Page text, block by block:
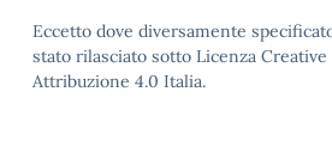
Eccetto dove diversamente
stato rilasciato sotto Licenza Creative
Attribuzione 4.0 Italia.